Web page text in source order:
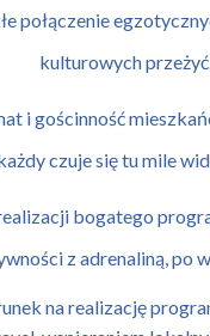
połączenie
kulturowych
i gościnność
czuje się tu mile
bogatego
z adrenaliną, po
na realizację